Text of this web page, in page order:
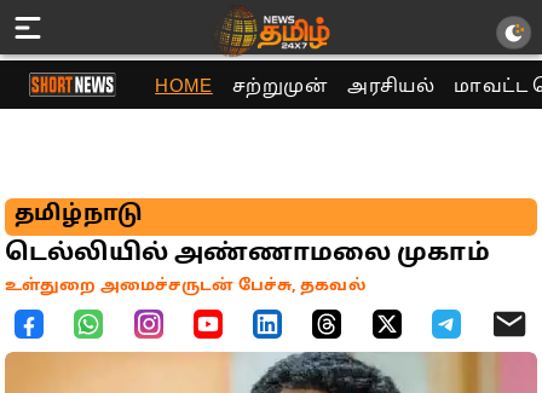
HOME சற்றுமுன் அரசியல் மாவட்ட
தமிழ்நாடு
டெல்லியில் அண்ணாமலை முகாம்
உள்துறை அமைச்சருடன் பேச்சு, தகவல்